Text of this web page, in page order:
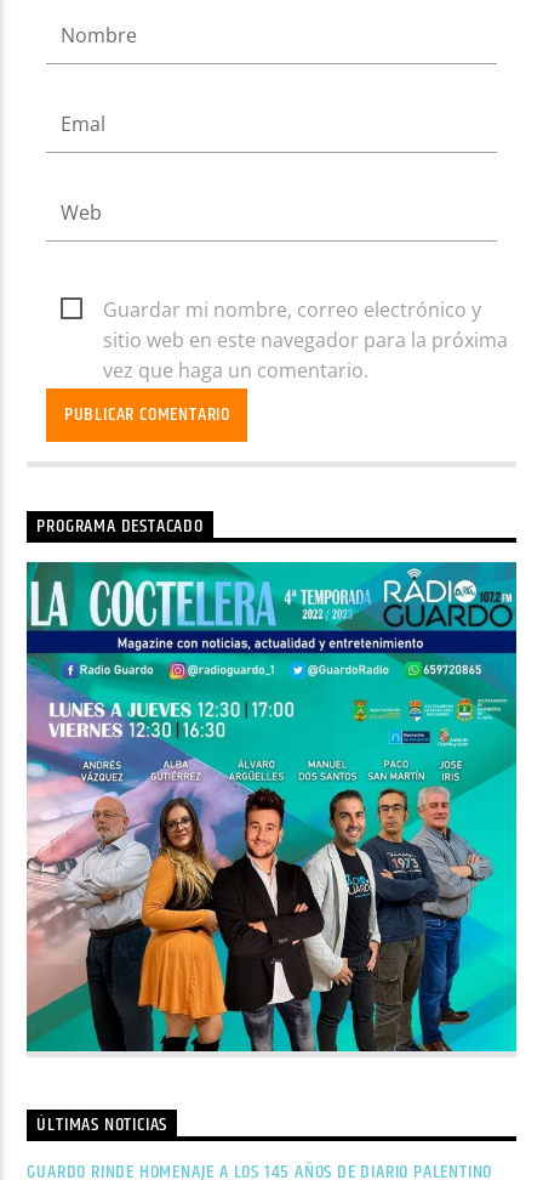
Guardar mi nombre, correo electrónico y
sitio web en este navegador para la próxima
vez que haga un comentario.
PROGRAMA DESTACADO
ÚLTIMAS NOTICIAS
GUARDO RINDE HOMENAJE A LOS 145 AÑOS DE DIARIO PALENTINO